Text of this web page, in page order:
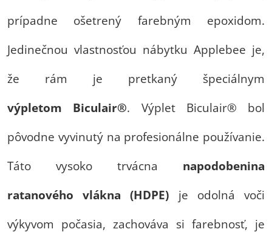
prípadne ošetrený farebným epoxidom.
Jedinečnou vlastnosťou nábytku Applebee je,
že rám je pretkaný špeciálnym
výpletom
Biculair®. Výplet Biculair® bol
pôvodne vyvinutý na profesionálne používanie.
Táto vysoko trvácna napodobenina
ratanového vlákna (HDPE) je odolná voči
výkyvom počasia, zachováva si farebnosť, je